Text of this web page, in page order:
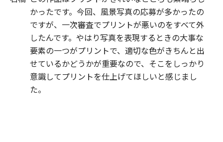
かったです。今回、風景写真の応募が多かったの
ですが、一次審査でプリントが悪いのをすべて外
したんです。やはり写真を表現するときの大事な
要素の一つがプリントで、適切な色がきちんと出
せているかどうかが重要なので、そこをしっかり
意識してプリントを仕上げてほしいと感じまし
た。